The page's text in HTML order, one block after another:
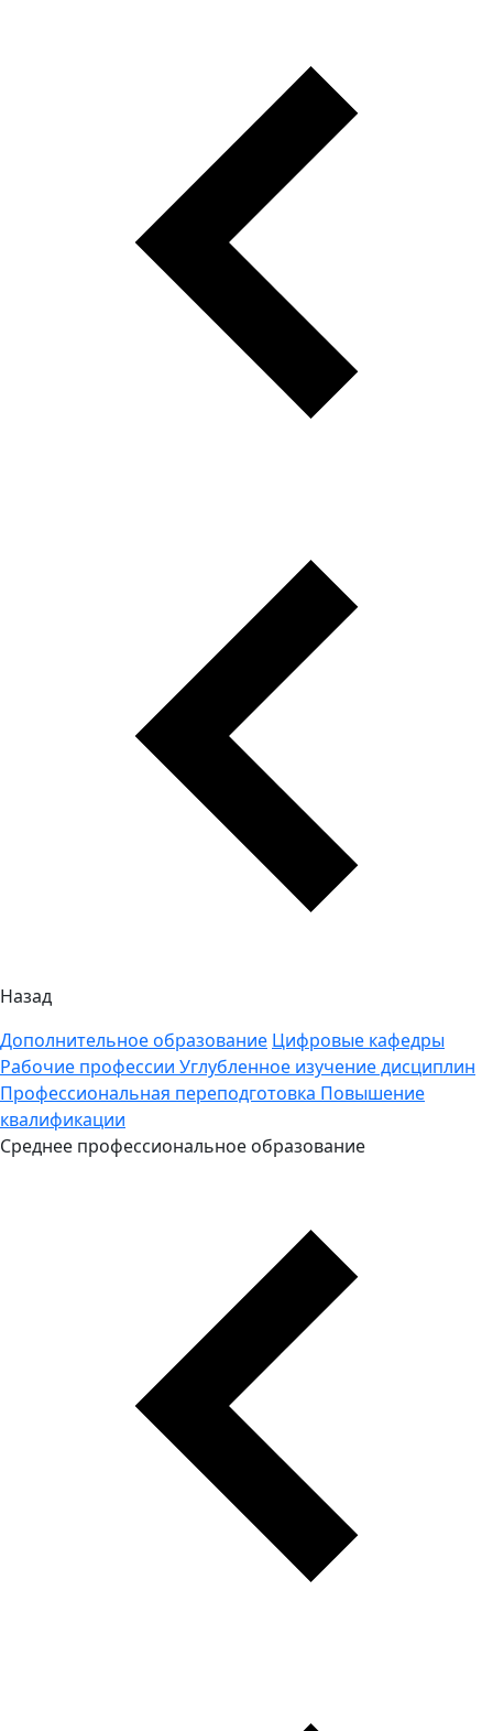
Назад
Дополнительное образование Цифровые кафедры
Рабочие профессии Углубленное изучение дисциплин
Профессиональная переподготовка Повышение
квалификации
Среднее профессиональное образование